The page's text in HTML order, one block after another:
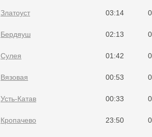
Златоуст 03:14
Бердяуш 02:13
Сулея 01:42
Вязовая 00:53
Усть-Катав 00:33
Кропачево 23:50